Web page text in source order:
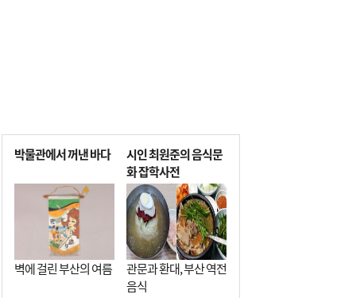
박물관에서 꺼낸 바다
벽에 걸린 부산의 여름
시인 최원준의 음식문
화 잡학사전
관문과 환대, 부산 역전
음식